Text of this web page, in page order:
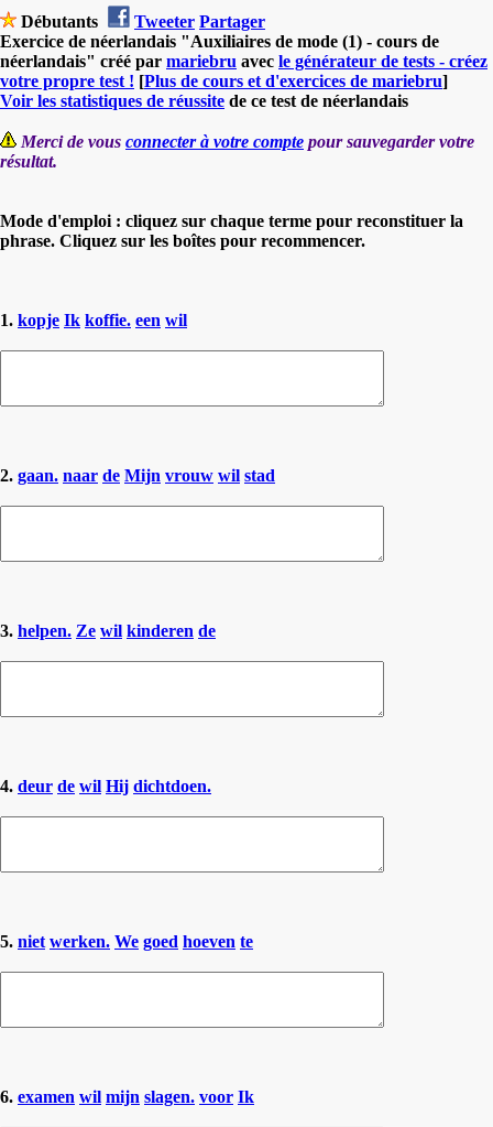
Débutants Tweeter Partager
Exercice de néerlandais "Auxiliaires de mode (1) - cours de
néerlandais" créé par mariebru avec le générateur de tests - créez
votre propre test ! [Plus de cours et d'exercices de mariebru]
Voir les statistiques de réussite de ce test de néerlandais
Merci de vous connecter à votre compte pour sauvegarder votre
résultat.
Mode d'emploi : cliquez sur chaque terme pour reconstituer la
phrase. Cliquez sur les boîtes pour recommencer.
1. kopje Ik koffie. een wil
2. gaan. naar de Mijn vrouw wil stad
3. helpen. Ze wil kinderen de
4. deur de wil Hij dichtdoen.
5. niet werken. We goed hoeven te
6. examen wil mijn slagen. voor Ik